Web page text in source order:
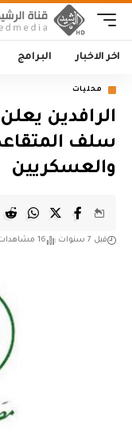
اخر الاخبار البرامج
محليات
الرافدين
سلف
والعسكريين
قبل 7 سنوات 16 مشاهدات